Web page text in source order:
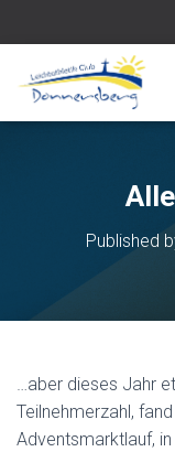
Published
…aber dieses Jahr
Teilnehmerzahl,
Adventsmarktlauf,